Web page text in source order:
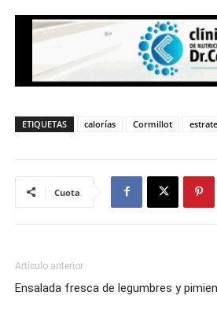
ETIQUETAS calorías Cormillot
Cuota
Artículo anterior
Ensalada fresca de legumbres y